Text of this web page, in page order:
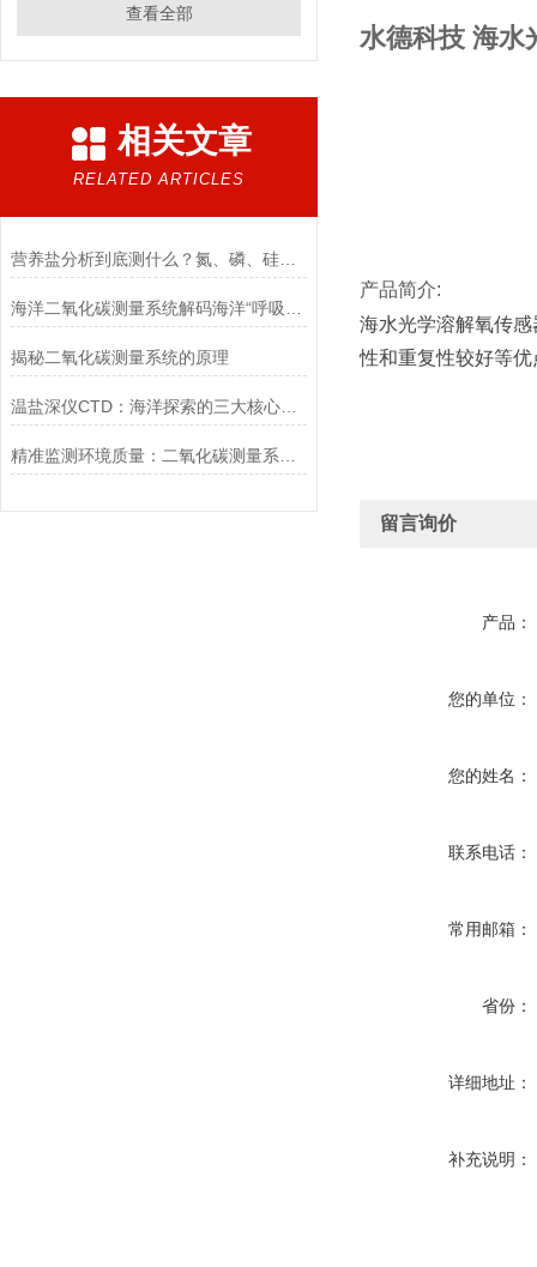
查看全部
相关文章
RELATED ARTICLES
营养盐分析到底测什么？氮、磷、硅一次讲清，水质监测入门必看！
揭秘二氧化碳测量系统的原理
温盐深仪CTD：海洋探索的三大核心要点
水德科技 海水
产品简介:
海水光学溶解氧传
性和重复性较好等
留言询价
产品：
您的单位：
您的姓名：
联系电话：
常用邮箱：
省份：
详细地址：
补充说明：